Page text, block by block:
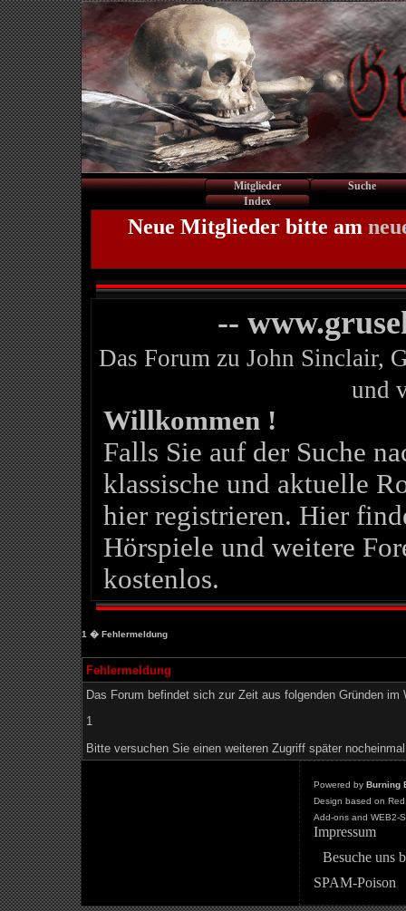
Mitglieder
Suche
Index
Neue Mitglieder bitte am
--
Das Forum zu John Sinclair,
und
Willkommen !
Falls Sie auf der Suche
klassische und aktuelle
hier registrieren. Hier
Hörspiele und weitere
kostenlos.
1 � Fehlermeldung
Fehlermeldung
Das Forum befindet sich zur Zeit aus folgenden Gründen im
1
Bitte versuchen Sie einen weiteren Zugriff später
Powered by Burning
Design based on
Add-ons and WEB2-
Impressum
Besuche uns
SPAM-Poison